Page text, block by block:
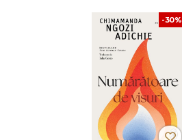
-30%